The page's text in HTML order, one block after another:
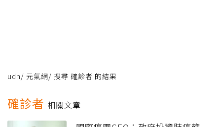
udn/ 元氣網/ 搜尋 確診者 的結果
確診者 相關文章